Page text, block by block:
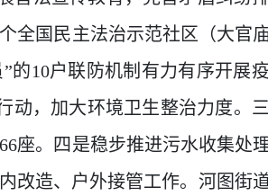
个全国民主法治示范社区（大官庙
”的10户联防机制有力有序开展
动，加大环境卫生整治力度。
座。四是稳步推进污水收集处
改造、户外接管工作。河图街